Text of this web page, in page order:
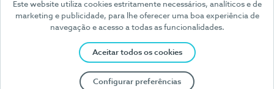
Este website utiliza cookies estritamente necessários, analíticos e de
marketing e publicidade, para lhe oferecer uma boa experiência de
navegação e acesso a todas as funcionalidades.
Aceitar todos os cookies
Configurar preferências